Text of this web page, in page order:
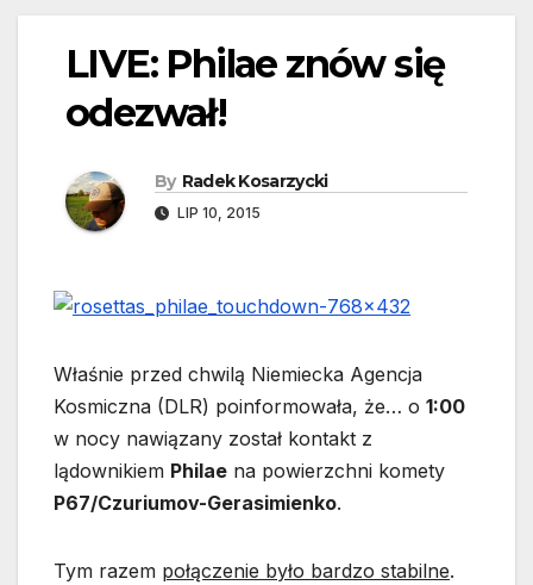
LIVE: Philae znów się
odezwał!
By Radek Kosarzycki
LIP 10, 2015
Właśnie przed chwilą Niemiecka Agencja
Kosmiczna (DLR) poinformowała, że… o 1:00
w nocy nawiązany został kontakt z
lądownikiem Philae na powierzchni komety
P67/Czuriumov-Gerasimienko.
Tym razem połączenie było bardzo stabilne.